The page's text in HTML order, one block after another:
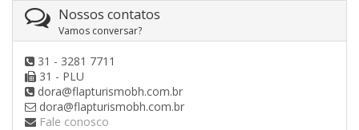
Nossos contatos
Vamos conversar?
31 - 3281 7711
31 - PLU
dora@flapturismobh.com.br
dora@flapturismobh.com.br
Fale conosco